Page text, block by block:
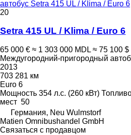
автобус Setra 415 UL / Klima / Euro 6
20
Setra 415 UL / Klima / Euro 6
65 000 € ≈ 1 303 000 MDL ≈ 75 100 $
Междугородний-пригородный
2013
703 281 км
Euro 6
Мощность 354 л.с. (260 кВт)
мест 50
Германия, Neu Wulmstorf
Matien Omnibushandel GmbH
Связаться с продавцом